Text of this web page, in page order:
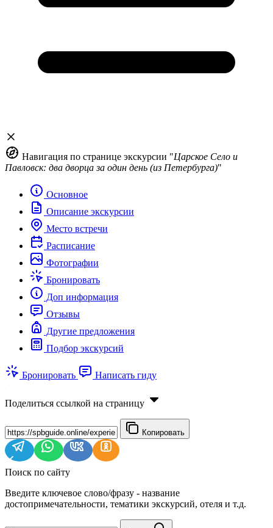
Навигация по странице экскурсии "Царское Село и
Павловск: два дворца за один день (из Петербурга)"
Основное
Описание экскурсии
Место встречи
Расписание
Фотографии
Бронировать
Доп информация
Отзывы
Другие предложения
Подбор экскурсий
Бронировать Написать гиду
Поделиться ссылкой на страницу
Копировать
Поиск по сайту
Введите ключевое слово/фразу - название
достопримечательности, тематики экскурсий, отеля и т.д.